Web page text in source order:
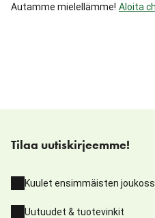
Autamme mielellämme! Aloita
Tilaa uutiskirjeemme!
Kuulet ensimmäisten
Uutuudet & tuotevinkit